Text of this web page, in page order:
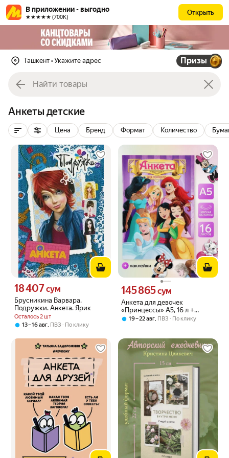
В приложении - выгодно
★★★★★ (700К)
Открыть
Ташкент • Укажите адрес Призы
Анкеты детские
Цена Бренд Формат Количество
Брусникина Варвара.
Подружки. Анкета. Ярик
Осталось 2 шт
Цена 18407 сум вместо
18 407сум
13 – 16 авг, ПВЗ По клику
Анкета для девочек
«Принцессы» А5, 16 л +
наклейки
Цена 145865 сум вместо
145 865сум
19 – 22 авг, ПВЗ По клику